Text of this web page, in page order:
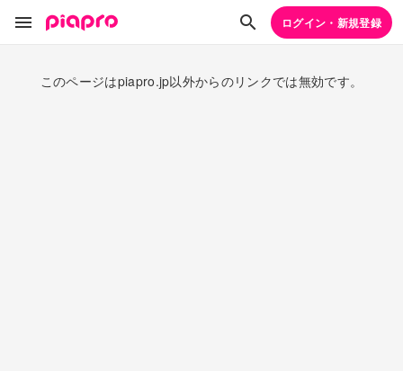
ログイン・新規登録
このページはpiapro.jp以外からのリンクでは無効です。